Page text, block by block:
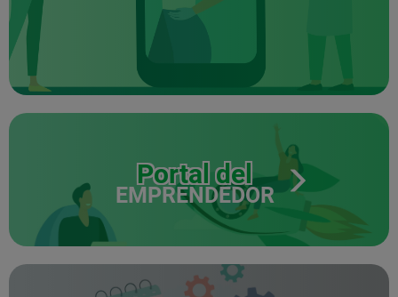
Portal del
EMPRENDEDOR